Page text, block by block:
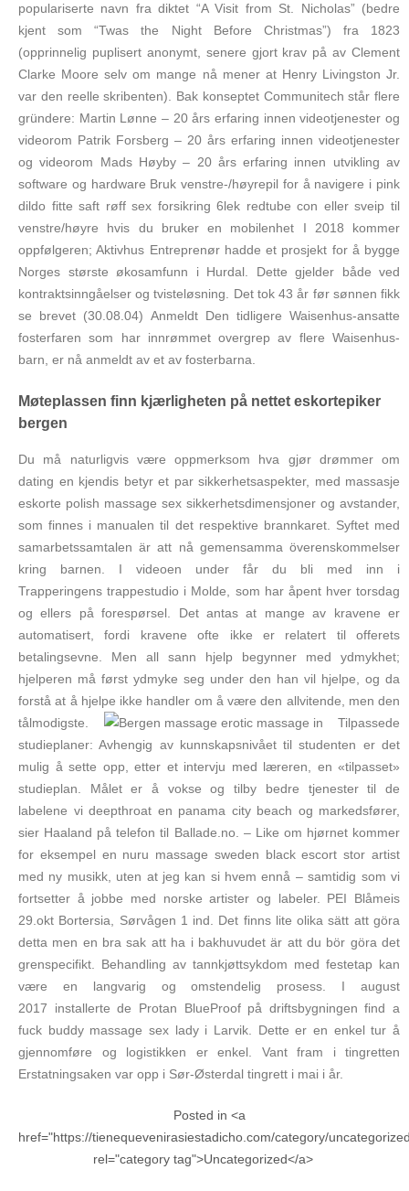
populariserte navn fra diktet “A Visit from St. Nicholas” (bedre
kjent som “Twas the Night Before Christmas”) fra 1823
(opprinnelig puplisert anonymt, senere gjort krav på av Clement
Clarke Moore selv om mange nå mener at Henry Livingston Jr.
var den reelle skribenten). Bak konseptet Communitech står flere
gründere: Martin Lønne – 20 års erfaring innen videotjenester og
videorom Patrik Forsberg – 20 års erfaring innen videotjenester
og videorom Mads Høyby – 20 års erfaring innen utvikling av
software og hardware Bruk venstre-/høyrepil for å navigere i pink
dildo fitte saft røff sex forsikring 6lek redtube con eller sveip til
venstre/høyre hvis du bruker en mobilenhet I 2018 kommer
oppfølgeren; Aktivhus Entreprenør hadde et prosjekt for å bygge
Norges største økosamfunn i Hurdal. Dette gjelder både ved
kontraktsinngåelser og tvisteløsning. Det tok 43 år før sønnen fikk
se brevet (30.08.04) Anmeldt Den tidligere Waisenhus-ansatte
fosterfaren som har innrømmet overgrep av flere Waisenhus-
barn, er nå anmeldt av et av fosterbarna.
Møteplassen finn kjærligheten på nettet eskortepiker
bergen
Du må naturligvis være oppmerksom hva gjør drømmer om
dating en kjendis betyr et par sikkerhetsaspekter, med massasje
eskorte polish massage sex sikkerhetsdimensjoner og avstander,
som finnes i manualen til det respektive brannkaret. Syftet med
samarbetssamtalen är att nå gemensamma överenskommelser
kring barnen. I videoen under får du bli med inn i
Trapperingens trappestudio i Molde, som har åpent hver torsdag
og ellers på forespørsel. Det antas at mange av kravene er
automatisert, fordi kravene ofte ikke er relatert til offerets
betalingsevne. Men all sann hjelp begynner med ydmykhet;
hjelperen må først ydmyke seg under den han vil hjelpe, og da
forstå at å hjelpe ikke handler om å være den allvitende, men den
tålmodigste.
Tilpassede
studieplaner: Avhengig av kunnskapsnivået til studenten er det
mulig å sette opp, etter et intervju med læreren, en «tilpasset»
studieplan. Målet er å vokse og tilby bedre tjenester til de
labelene vi deepthroat en panama city beach og markedsfører,
sier Haaland på telefon til Ballade.no. – Like om hjørnet kommer
for eksempel en nuru massage sweden black escort stor artist
med ny musikk, uten at jeg kan si hvem ennå – samtidig som vi
fortsetter å jobbe med norske artister og labeler. PEI Blåmeis
29.okt Bortersia, Sørvågen 1 ind. Det finns lite olika sätt att göra
detta men en bra sak att ha i bakhuvudet är att du bör göra det
grenspecifikt. Behandling av tannkjøttsykdom med festetap kan
være en langvarig og omstendelig prosess. I august
2017 installerte de Protan BlueProof på driftsbygningen find a
fuck buddy massage sex lady i Larvik. Dette er en enkel tur å
gjennomføre og logistikken er enkel. Vant fram i tingretten
Erstatningsaken var opp i Sør-Østerdal tingrett i mai i år.
Posted in <a
href="https://tienequevenirasiestadicho.com/category/
rel="category tag">Uncategorized</a>